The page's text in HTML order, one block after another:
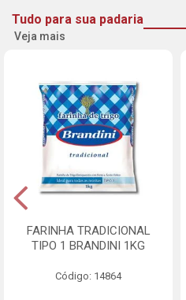
Tudo para sua padaria
Veja mais
FARINHA TRADICIONAL
TIPO 1 BRANDINI 1KG
Código: 14864